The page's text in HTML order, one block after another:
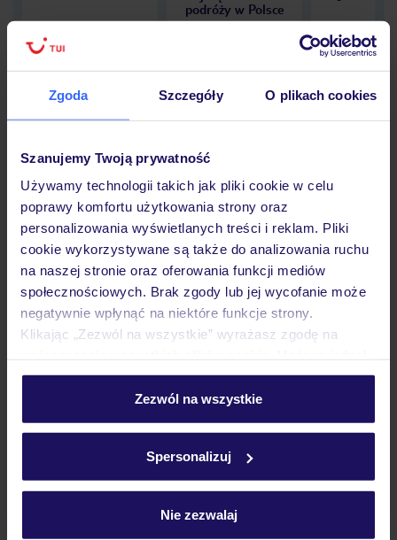
Zgoda Szczegóły O plikach cookies
Szanujemy Twoją prywatność
Używamy technologii takich jak pliki cookie w celu
poprawy komfortu użytkowania strony oraz
personalizowania wyświetlanych treści i reklam. Pliki
cookie wykorzystywane są także do analizowania ruchu
na naszej stronie oraz oferowania funkcji mediów
społecznościowych. Brak zgody lub jej wycofanie może
negatywnie wpłynąć na niektóre funkcje strony.
Klikając „Zezwól na wszystkie” wyrażasz zgodę na
personalizować swój wybór wchodząc w zakładkę
Szczegółowe informacje o plikach cookie znajdziesz
Zezwól na wszystkie
Spersonalizuj
Nie zezwalaj
podróży w Polsce
Hotel
Opinie
Pokoje
Wyżywienie
Ważne informacje